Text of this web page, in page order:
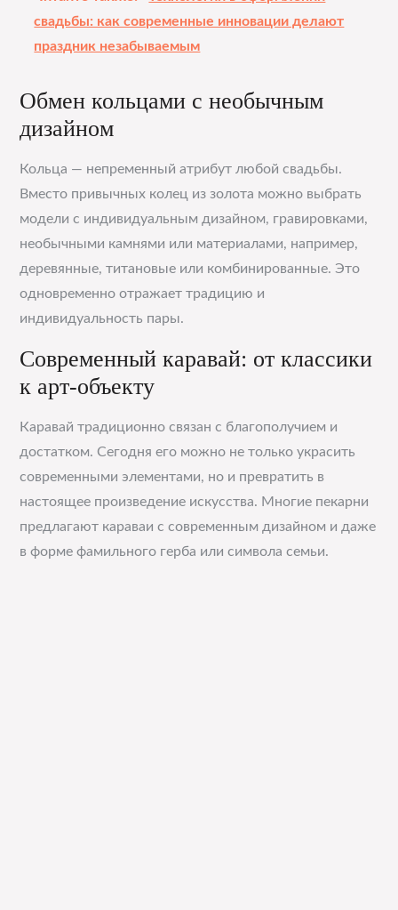
свадьбы: как современные инновации делают
праздник незабываемым
Обмен кольцами с необычным
дизайном
Кольца — непременный атрибут любой свадьбы.
Вместо привычных колец из золота можно выбрать
модели с индивидуальным дизайном, гравировками,
необычными камнями или материалами, например,
деревянные, титановые или комбинированные. Это
одновременно отражает традицию и
индивидуальность пары.
Современный каравай: от классики
к арт-объекту
Каравай традиционно связан с благополучием и
достатком. Сегодня его можно не только украсить
современными элементами, но и превратить в
настоящее произведение искусства. Многие пекарни
предлагают караваи с современным дизайном и даже
в форме фамильного герба или символа семьи.